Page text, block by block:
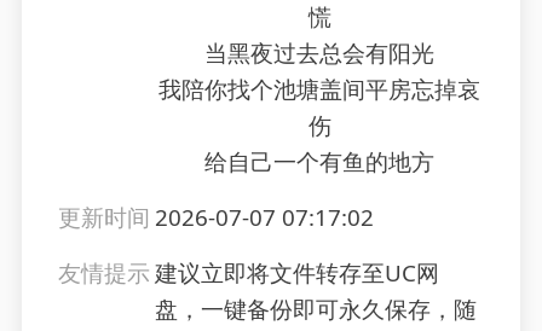
慌
当黑夜过去总会有阳光
我陪你找个池塘盖间平房忘掉哀
伤
给自己一个有鱼的地方
更新时间 2026-07-07 07:17:02
友情提示建议立即将文件转存至UC网
盘，一键备份即可永久保存，随